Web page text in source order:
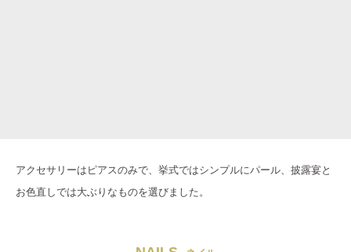
アクセサリーはピアスのみで、挙式ではシンプルにパール、披露宴と
お色直しでは大ぶりなものを選びました。